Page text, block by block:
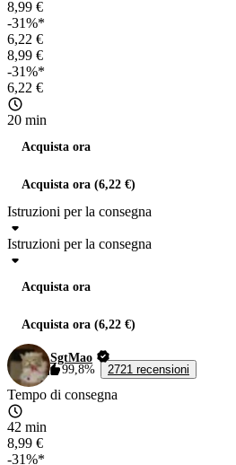
8,99 €
-31%*
6,22 €
8,99 €
-31%*
6,22 €
20 min
Acquista ora
Acquista ora (6,22 €)
Istruzioni per la consegna
Istruzioni per la consegna
Acquista ora
Acquista ora (6,22 €)
SgtMao
99,8%
2721 recensioni
Tempo di consegna
42 min
8,99 €
-31%*